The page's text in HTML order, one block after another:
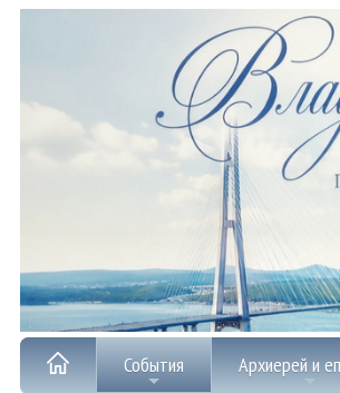
События Архиерей и